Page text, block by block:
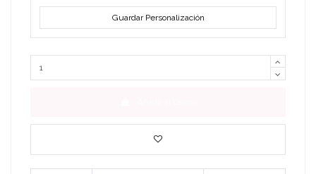
Guardar Personalización